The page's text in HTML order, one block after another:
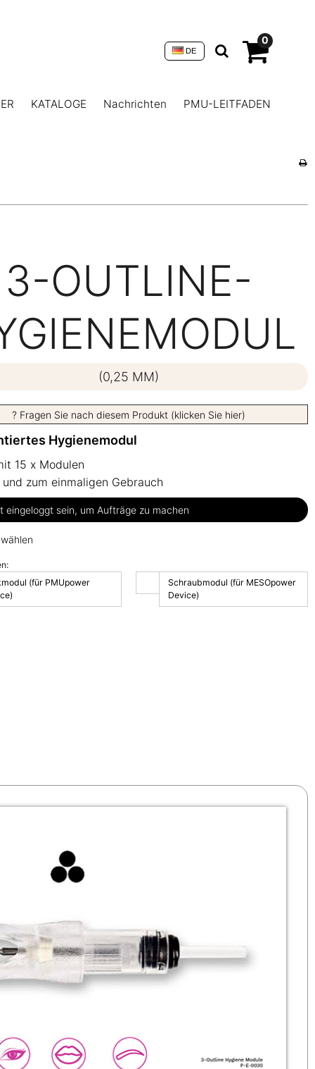
0
DE
KATALOGE Nachrichten
PMU-LEITFADEN
3-OUTLINE-
(0,25 MM)
? Fragen Sie nach diesem Produkt (klicken Sie hier)
Hygienemodul
15 x Modulen
zum einmaligen Gebrauch
eingeloggt sein, um Aufträge zu machen
(für PMUpower
Schraubmodul (für MESOpower
Device)